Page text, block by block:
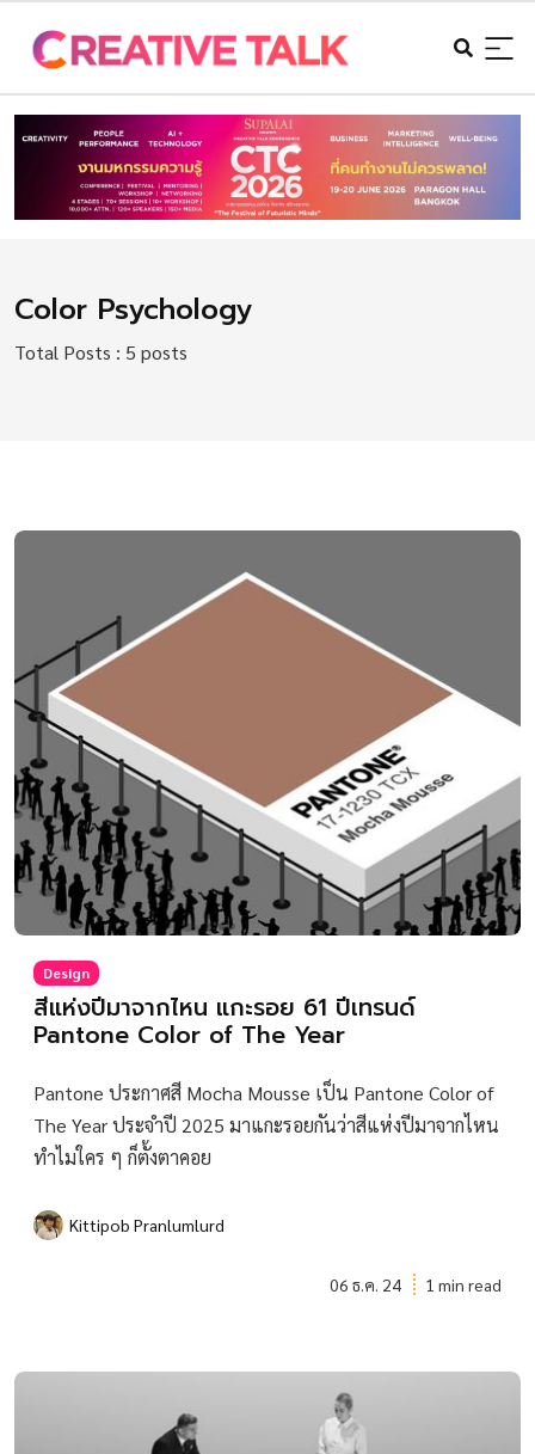
Color Psychology
Total Posts : 5 posts
Design
สีแห่งปีมาจากไหน แกะรอย 61 ปีเทรนด์
Pantone Color of The Year
Pantone ประกาศสี Mocha Mousse เป็น Pantone Color of
The Year ประจำปี 2025 มาแกะรอยกันว่าสีแห่งปีมาจากไหน
ทำไมใคร ๆ ก็ตั้งตาคอย
Kittipob Pranlumlurd
06 ธ.ค. 24 1 min read